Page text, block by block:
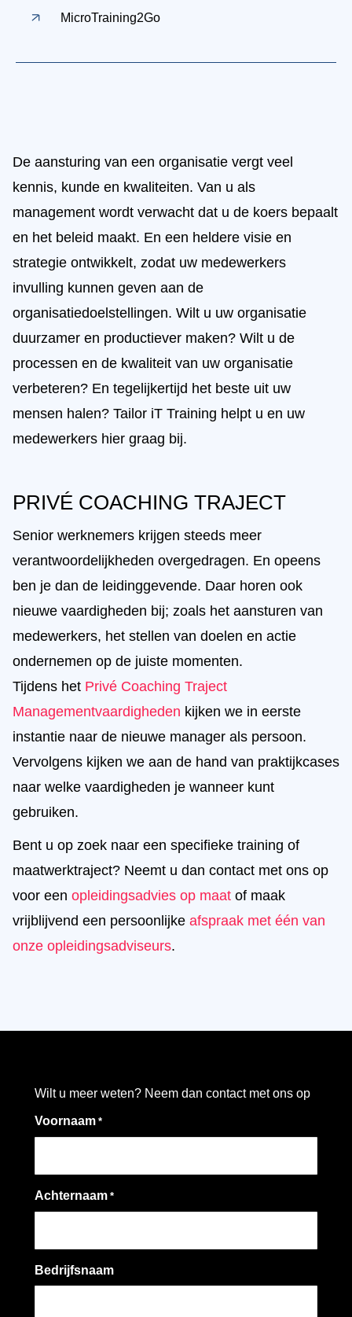
MicroTraining2Go
De aansturing van een organisatie vergt veel
kennis, kunde en kwaliteiten. Van u als
management wordt verwacht dat u de koers bepaalt
en het beleid maakt. En een heldere visie en
strategie ontwikkelt, zodat uw medewerkers
invulling kunnen geven aan de
organisatiedoelstellingen. Wilt u uw organisatie
duurzamer en productiever maken? Wilt u de
processen en de kwaliteit van uw organisatie
verbeteren? En tegelijkertijd het beste uit uw
mensen halen? Tailor iT Training helpt u en uw
medewerkers hier graag bij.
PRIVÉ COACHING TRAJECT
Senior werknemers krijgen steeds meer
verantwoordelijkheden overgedragen. En opeens
ben je dan de leidinggevende. Daar horen ook
nieuwe vaardigheden bij; zoals het aansturen van
medewerkers, het stellen van doelen en actie
ondernemen op de juiste momenten.
Tijdens het Privé Coaching Traject
Managementvaardigheden kijken we in eerste
instantie naar de nieuwe manager als persoon.
Vervolgens kijken we aan de hand van praktijkcases
naar welke vaardigheden je wanneer kunt
gebruiken.
Bent u op zoek naar een specifieke training of
maatwerktraject? Neemt u dan contact met ons op
voor een opleidingsadvies op maat of maak
vrijblijvend een persoonlijke afspraak met één van
onze opleidingsadviseurs.
Wilt u meer weten? Neem dan contact met ons op
Voornaam *
Achternaam *
Bedrijfsnaam